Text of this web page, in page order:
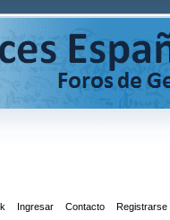
Ingresar Contacto Registrarse